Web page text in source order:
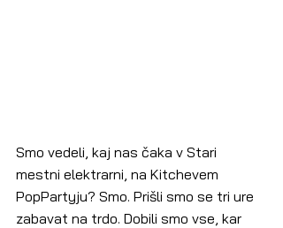
Smo vedeli, kaj nas čaka v Stari
mestni elektrarni, na Kitchevem
PopPartyju? Smo. Prišli smo se tri ure
zabavat na trdo. Dobili smo vse, kar